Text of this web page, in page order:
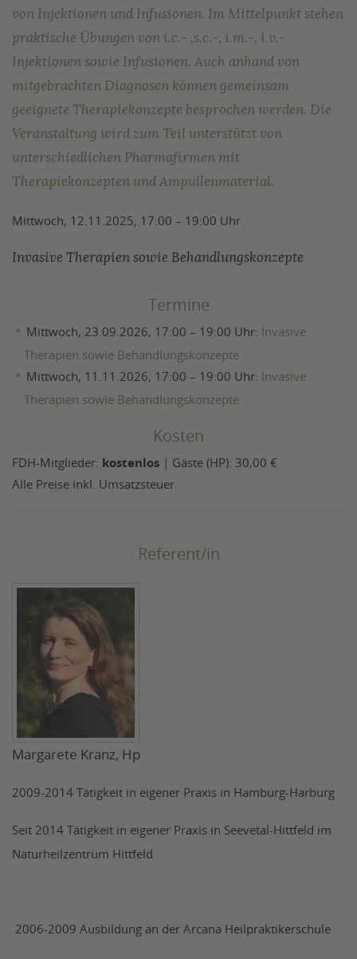
von Injektionen und Infusionen. Im Mittelpunkt stehen
praktische Übungen von i.c.- ,s.c.-, i.m.-, i.v.-
Injektionen sowie Infusionen. Auch anhand von
mitgebrachten Diagnosen können gemeinsam
geeignete Therapiekonzepte besprochen werden. Die
Veranstaltung wird zum Teil unterstützt von
unterschiedlichen Pharmafirmen mit
Therapiekonzepten und Ampullenmaterial.
Mittwoch, 12.11.2025, 17:00 – 19:00 Uhr
Invasive Therapien sowie Behandlungskonzepte
Termine
Mittwoch, 23.09.2026, 17:00 – 19:00 Uhr: Invasive
Therapien sowie Behandlungskonzepte
Mittwoch, 11.11.2026, 17:00 – 19:00 Uhr: Invasive
Therapien sowie Behandlungskonzepte
Kosten
FDH-Mitglieder: kostenlos | Gäste (HP): 30,00 €
Alle Preise inkl. Umsatzsteuer.
Referent/in
Margarete Kranz, Hp
2009-2014 Tätigkeit in eigener Praxis in Hamburg-Harburg
Seit 2014 Tätigkeit in eigener Praxis in Seevetal-Hittfeld im
Naturheilzentrum Hittfeld
2006-2009 Ausbildung an der Arcana Heilpraktikerschule